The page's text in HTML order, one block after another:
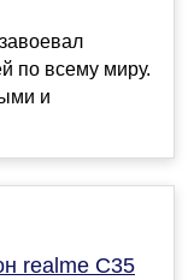
по всему миру.
и
realme C35